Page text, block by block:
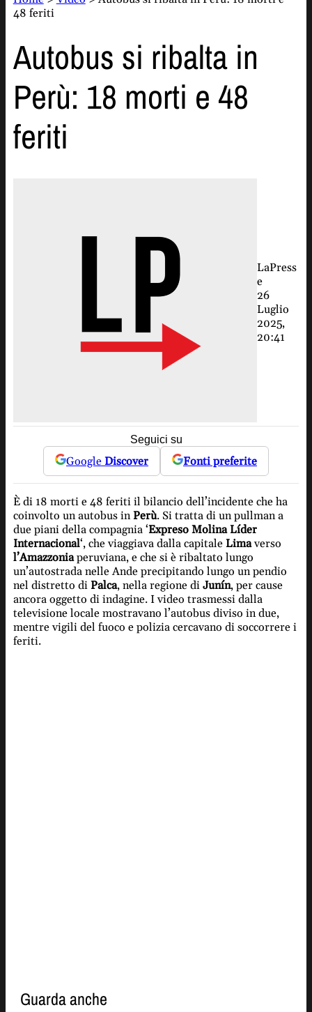
48 feriti
Autobus si ribalta in
Perù: 18 morti e 48
feriti
LaPress
e
26
Luglio
2025,
20:41
Seguici su
Google Discover Fonti preferite
È di 18 morti e 48 feriti il bilancio dell’incidente che ha
coinvolto un autobus inPerù. Si tratta di un pullman a
due piani della compagnia ‘Expreso Molina Líder
Internacional‘, che viaggiava dalla capitale Limaverso
l’Amazzoniaperuviana, e che si è ribaltato lungo
un’autostrada nelle Ande precipitando lungo un pendio
nel distretto di Palca, nella regione di Junín, per cause
ancora oggetto di indagine. I video trasmessi dalla
televisione locale mostravano l’autobus diviso in due,
mentre vigili del fuoco e polizia cercavano di soccorrere i
feriti.
Guarda anche